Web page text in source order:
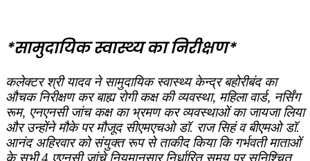
*सामुदायिक स्‍वास्‍थ्‍य का निरीक्षण*
कलेक्‍टर श्री यादव ने सामुदायिक स्‍वास्‍थ्‍य केन्‍द्र बहोरीबंद का
औचक निरीक्षण कर बाह्य रोगी कक्ष की व्‍यवस्‍था, महिला वार्ड, नर्सिंग
रूम, एनएनसी जांच कक्ष का भ्रमण कर व्‍यवस्‍थाओं का जायजा लिया
और उन्‍होंने मौके पर मौजूद सीएमएचओ डॉ. राज सिहं व बीएमओ डॉ.
आनंद अहिरवार को संयुक्‍त रूप से ताकीद किया कि गर्भवती माताओं